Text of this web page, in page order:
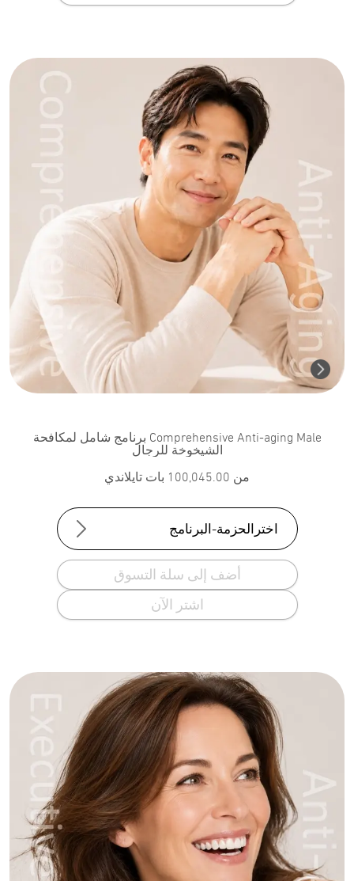
Comprehensive Anti-aging Male برنامج شامل لمكافحة
الشيخوخة للرجال
من 100,045.00 بات تايلاندي
اخترالحزمة-البرنامج
أضف إلى سلة التسوق
اشتر الآن